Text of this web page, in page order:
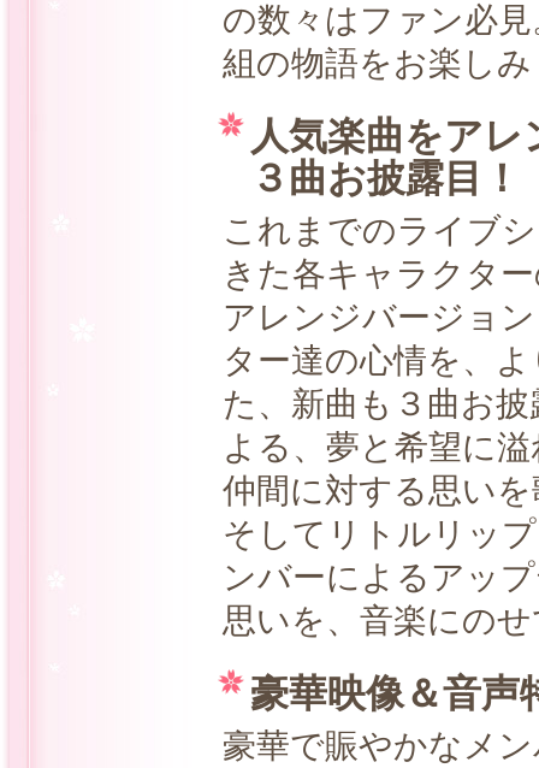
の数々はファン必
組の物語をお楽し
人気楽曲をア
３曲お披露目！
これまでのライブ
きた各キャラクタ
アレンジバージョ
ター達の心情を、
た、新曲も３曲お
よる、夢と希望に
仲間に対する思い
そしてリトルリッ
ンバーによるアッ
思いを、音楽にの
豪華映像＆音声
豪華で賑やかなメ